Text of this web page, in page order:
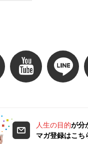
人生の目的が分
マガ登録はこち